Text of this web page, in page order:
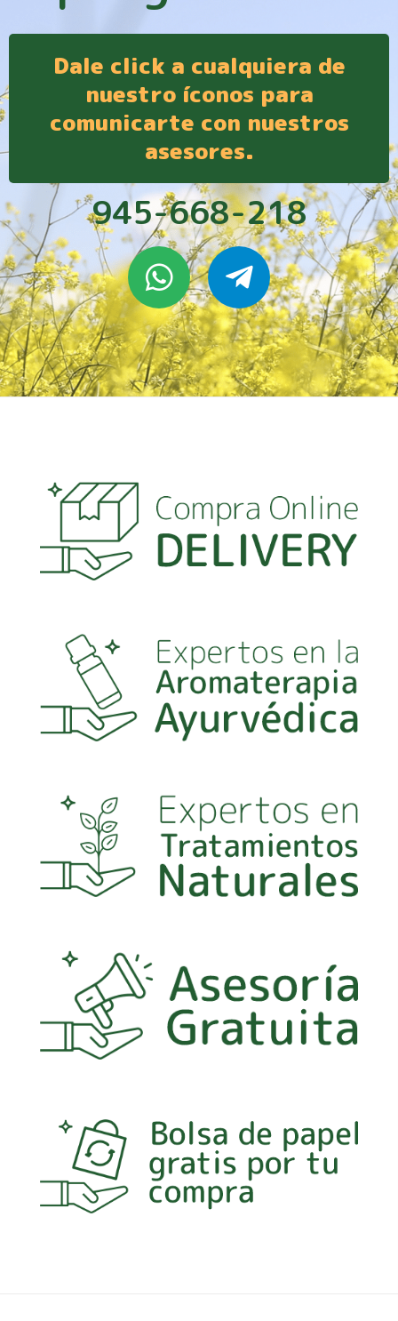
Dale click a cualquiera de
nuestro íconos para
comunicarte con nuestros
asesores.
945-668-218